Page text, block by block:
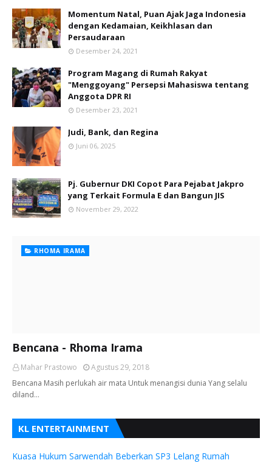
Momentum Natal, Puan Ajak Jaga Indonesia
dengan Kedamaian, Keikhlasan dan
Persaudaraan
Desember 24, 2021
Program Magang di Rumah Rakyat
"Menggoyang" Persepsi Mahasiswa tentang
Anggota DPR RI
Desember 23, 2021
Judi, Bank, dan Regina
Juni 06, 2025
Pj. Gubernur DKI Copot Para Pejabat Jakpro
yang Terkait Formula E dan Bangun JIS
November 29, 2022
RHOMA IRAMA
Bencana - Rhoma Irama
Mahar Prastowo
Agustus 29, 2018
Bencana Masih perlukah air mata Untuk menangisi dunia Yang selalu
diland…
KL ENTERTAINMENT
Kuasa Hukum Sarwendah Beberkan SP3 Lelang Rumah